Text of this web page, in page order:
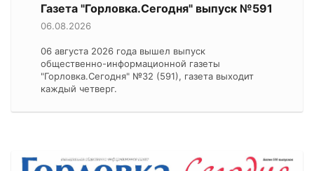
Газета "Горловка.Сегодня" выпуск №591
06.08.2026
06 августа 2026 года вышел выпуск
общественно-информационной газеты
"Горловка.Сегодня" №32 (591), газета выходит
каждый четверг.